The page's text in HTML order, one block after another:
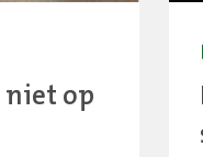
niet op